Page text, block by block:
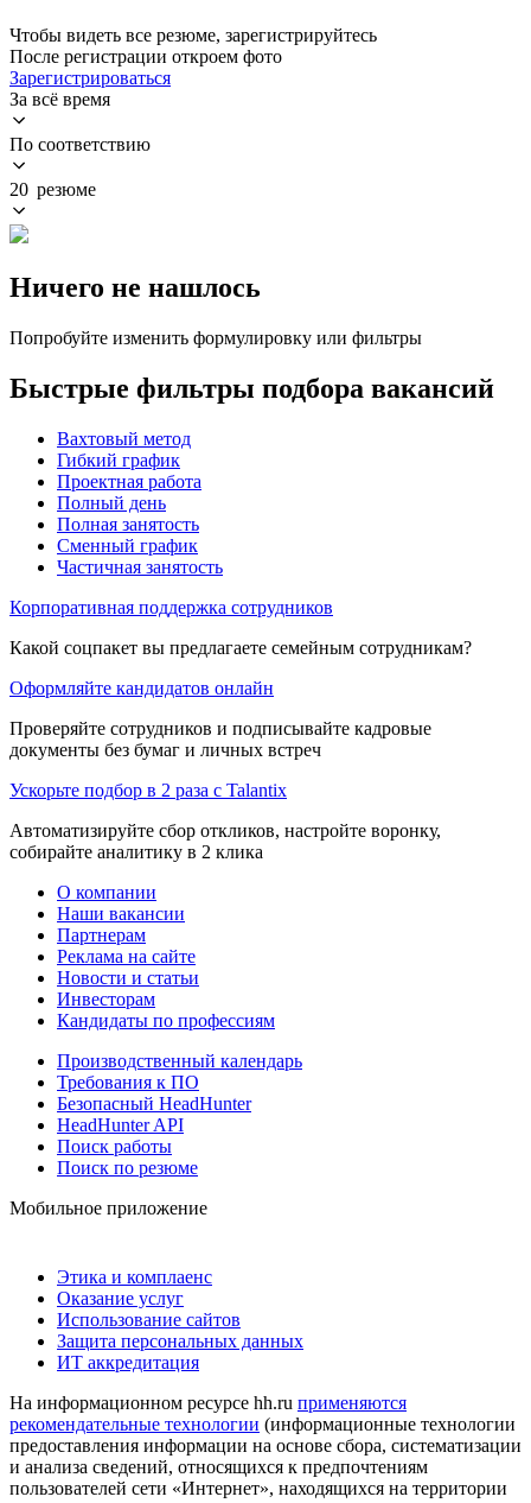
Чтобы видеть все резюме, зарегистрируйтесь
После регистрации откроем фото
Зарегистрироваться
За всё время
По соответствию
20 резюме
Ничего не нашлось
Попробуйте изменить формулировку или фильтры
Быстрые фильтры подбора вакансий
Вахтовый метод
Гибкий график
Проектная работа
Полный день
Полная занятость
Сменный график
Частичная занятость
Корпоративная поддержка сотрудников
Какой соцпакет вы предлагаете семейным сотрудникам?
Оформляйте кандидатов онлайн
Проверяйте сотрудников и подписывайте кадровые
документы без бумаг и личных встреч
Ускорьте подбор в 2 раза с Talantix
Автоматизируйте сбор откликов, настройте воронку,
собирайте аналитику в 2 клика
О компании
Наши вакансии
Партнерам
Реклама на сайте
Новости и статьи
Инвесторам
Кандидаты по профессиям
Производственный календарь
Требования к ПО
Безопасный HeadHunter
HeadHunter API
Поиск работы
Поиск по резюме
Мобильное приложение
Этика и комплаенс
Оказание услуг
Использование сайтов
Защита персональных данных
ИТ аккредитация
На информационном ресурсе hh.ru применяются
рекомендательные технологии (информационные технологии
предоставления информации на основе сбора, систематизации
и анализа сведений, относящихся к предпочтениям
пользователей сети «Интернет», находящихся на территории